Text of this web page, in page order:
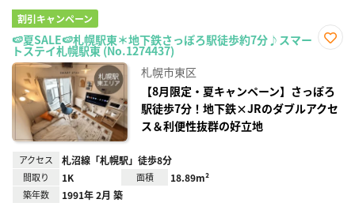
割引キャンペーン
🍉夏SALE🍉札幌駅東＊地下鉄さっぽろ駅徒歩約7分♪スマー
トステイ札幌駅東 (No.1274437)
録
札幌市東区
【8月限定・夏キャンペーン】さっぽろ
駅徒歩7分！地下鉄×JRのダブルアクセ
ス＆利便性抜群の好立地
アクセス 札沼線「札幌駅」徒歩8分
間取り 1K 面積 18.89m²
築年数 1991年 2月 築